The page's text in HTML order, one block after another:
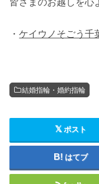
・ケイウノそごう
結婚指輪・婚約指輪
ポスト
はてブ